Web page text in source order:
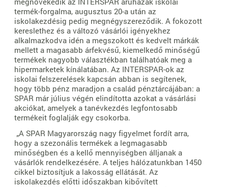
termék-forgalma, augusztus 20-a után az
iskolakezdésig pedig megnégyszereződik. A fokozott
kereslethez és a változó vásárlói igényekhez
alkalmazkodva idén a megszokott és kedvelt márkák
mellett a magasabb árfekvésű, kiemelkedő minőségű
termékek nagyobb választékban találhatóak meg a
hipermarketek kínálatában. Az INTERSPAR-ok az
iskolai felszerelések kapcsán abban is segítenek,
hogy több pénz maradjon a család pénztárcájában: a
SPAR már július végén elindította azokat a vásárlási
akciókat, amelyek a tanévkezdés legfontosabb
termékeit foglalják egy csokorba.
„A SPAR Magyarország nagy figyelmet fordít arra,
hogy a szezonális termékek a legmagasabb
minőségben és a kellő mennyiségben álljanak a
vásárlók rendelkezésére. A teljes hálózatunkban 1450
cikkel biztosítjuk a lakosság ellátását. Az
iskolakezdés előtti időszakban kibővített